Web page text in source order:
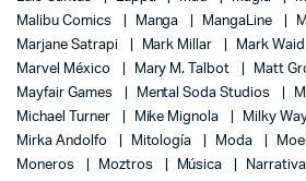
Malibu Comics
Manga MangaLine
Marjane Satrapi
Mark Millar Mark Waid
Marvel México
Mary M. Talbot
Matt
Mayfair Games
Mental Soda Studios
Michael Turner
Mike Mignola Milky
Mirka Andolfo
Mitología Moda
Moneros
Moztros Música Narrativa